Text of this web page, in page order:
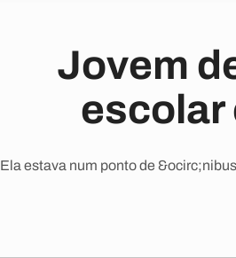
Jovem
escolar
Ela estava num ponto de